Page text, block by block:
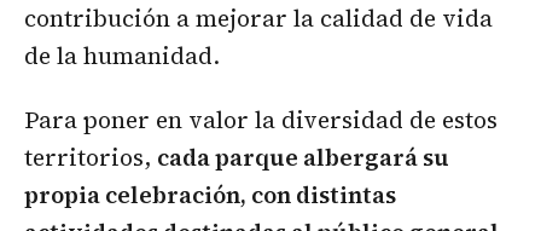
contribución a mejorar la calidad de vida
de la humanidad.
Para poner en valor la diversidad de estos
territorios, cada parque albergará su
propia celebración, con distintas